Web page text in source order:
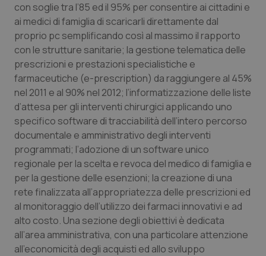
Molise
Piemonte
Provincia Autonoma di Bolzano
Provincia Autonoma di Trento
Puglia
Sardegna
Sicilia
Toscana
Epatiti
HIV
Infezioni & Febbre
Ipertensione & Scompenso
Malattie rare
Malattia di Crohn & Rettocolite Ulcerosa
Neuroscienze & patologie neurodegenerative
Obesità
con soglie tra l’85 ed il 95% per consentire ai cittadini e
ai medici di famiglia di scaricarli direttamente dal
proprio pc semplificando così al massimo il rapporto
con le strutture sanitarie; la gestione telematica delle
prescrizioni e prestazioni specialistiche e
farmaceutiche (e-prescription) da raggiungere al 45%
nel 2011 e al 90% nel 2012; l’informatizzazione delle liste
d’attesa per gli interventi chirurgici applicando uno
specifico software di tracciabilità dell’intero percorso
documentale e amministrativo degli interventi
programmati; l’adozione di un software unico
regionale per la scelta e revoca del medico di famiglia e
per la gestione delle esenzioni; la creazione di una
rete finalizzata all’appropriatezza delle prescrizioni ed
al monitoraggio dell’utilizzo dei farmaci innovativi e ad
alto costo. Una sezione degli obiettivi è dedicata
all’area amministrativa, con una particolare attenzione
all’economicità degli acquisti ed allo sviluppo